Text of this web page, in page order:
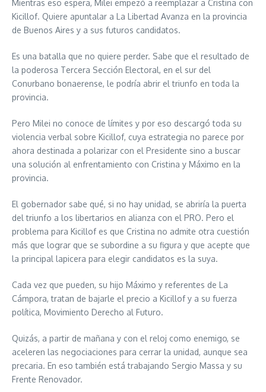
Mientras eso espera, Milei empezó a reemplazar a Cristina con
Kicillof. Quiere apuntalar a La Libertad Avanza en la provincia
de Buenos Aires y a sus futuros candidatos.
Es una batalla que no quiere perder. Sabe que el resultado de
la poderosa Tercera Sección Electoral, en el sur del
Conurbano bonaerense, le podría abrir el triunfo en toda la
provincia.
Pero Milei no conoce de límites y por eso descargó toda su
violencia verbal sobre Kicillof, cuya estrategia no parece por
ahora destinada a polarizar con el Presidente sino a buscar
una solución al enfrentamiento con Cristina y Máximo en la
provincia.
El gobernador sabe qué, si no hay unidad, se abriría la puerta
del triunfo a los libertarios en alianza con el PRO. Pero el
problema para Kicillof es que Cristina no admite otra cuestión
más que lograr que se subordine a su figura y que acepte que
la principal lapicera para elegir candidatos es la suya.
Cada vez que pueden, su hijo Máximo y referentes de La
Cámpora, tratan de bajarle el precio a Kicillof y a su fuerza
política, Movimiento Derecho al Futuro.
Quizás, a partir de mañana y con el reloj como enemigo, se
aceleren las negociaciones para cerrar la unidad, aunque sea
precaria. En eso también está trabajando Sergio Massa y su
Frente Renovador.